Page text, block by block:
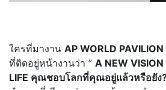
ใครที่มางาน AP WORLD PAVILION
ที่ติดอยู่หน้างานว่า ” A NEW
LIFE คุณชอบโลกที่คุณอยู่แล้วหรือยัง